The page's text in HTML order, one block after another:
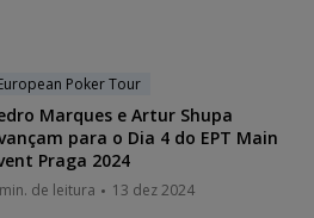
Poker Tour
Marques e Artur Shupa
para o Dia 4 do EPT Main
Praga 2024
de leitura 13 dez 2024